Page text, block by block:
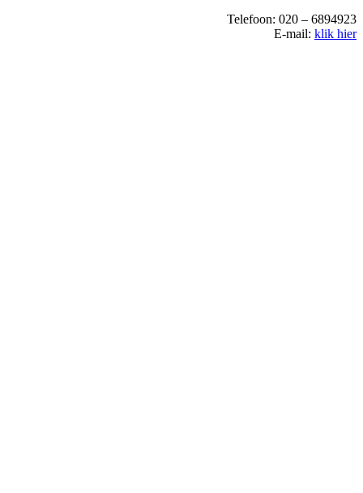
Telefoon: 020 – 6894923
E-mail: klik hier